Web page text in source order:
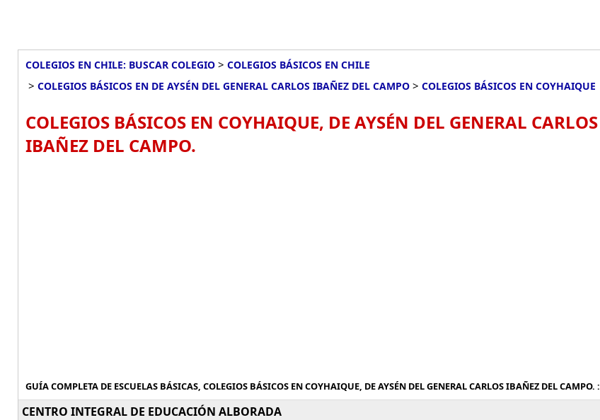
COLEGIOS EN CHILE: BUSCAR COLEGIO > COLEGIOS BÁSICOS EN CHILE
> COLEGIOS BÁSICOS EN DE AYSÉN DEL GENERAL CARLOS IBAÑEZ DEL CAMPO > COLEGIOS BÁSICOS EN COYHAIQUE
COLEGIOS BÁSICOS EN COYHAIQUE, DE AYSÉN DEL GENERAL CARLOS
IBAÑEZ DEL CAMPO.
GUÍA COMPLETA DE ESCUELAS BÁSICAS, COLEGIOS BÁSICOS EN COYHAIQUE, DE AYSÉN DEL GENERAL CARLOS IBAÑEZ DEL CAMPO. :
CENTRO INTEGRAL DE EDUCACIÓN ALBORADA